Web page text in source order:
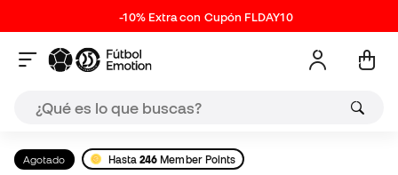
-10% Extra con Cupón FLDAY10
Agotado Hasta246 Member Points